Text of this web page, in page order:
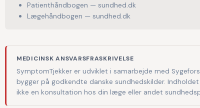
Patienthåndbogen — sundhed.dk
Lægehåndbogen — sundhed.dk
MEDICINSK ANSVARSFRASKRIVELSE
SymptomTjekker er udviklet i samarbejde med
bygger på godkendte danske sundhedskilder.
ikke en konsultation hos din læge eller andet